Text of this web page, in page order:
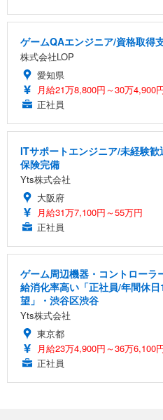
ゲームQAエンジニア/資格取得
株式会社LOP
愛知県
月給21万8,800円～30万4,900
正社員
ITサポートエンジニア/未経験
保険完備
Yts株式会社
大阪府
月給31万7,100円～55万円
正社員
ゲーム周辺機器・コントローラ
給消化率高い「正社員/年間休
望」・渋谷区渋谷
Yts株式会社
東京都
月給23万4,900円～36万6,100
正社員